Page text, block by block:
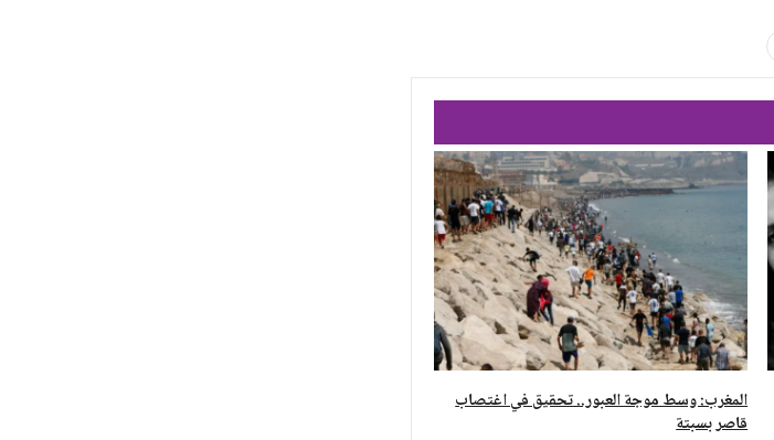
المغرب: وسط موجة العبور.. تحقيق في اغتصاب
قاصر بسبتة